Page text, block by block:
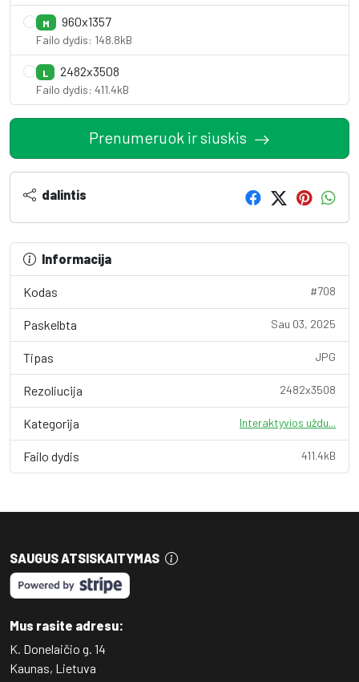
M 960x1357
Failo dydis: 148.8kB
L 2482x3508
Failo dydis: 411.4kB
Prenumeruok ir siuskis
dalintis
Informacija
Kodas #708
Paskelbta Sau 03, 2025
Tipas JPG
Rezoliucija 2482x3508
Kategorija Interaktyvios uždu...
Failo dydis 411.4kB
SAUGUS ATSISKAITYMAS
Mus rasite adresu:
K. Donelaičio g. 14
Kaunas, Lietuva